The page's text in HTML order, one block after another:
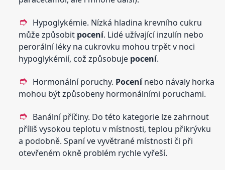
Hypoglykémie. Nízká hladina krevního cukru
může způsobit pocení. Lidé užívající inzulín nebo
perorální léky na cukrovku mohou trpět v noci
hypoglykémií, což způsobuje pocení.
Hormonální poruchy. Pocenínebo návaly horka
mohou být způsobeny hormonálními poruchami.
Banální příčiny. Do této kategorie lze zahrnout
příliš vysokou teplotu v místnosti, teplou přikrývku
a podobně. Spaní ve vyvětrané místnosti či při
otevřeném okně problém rychle vyřeší.